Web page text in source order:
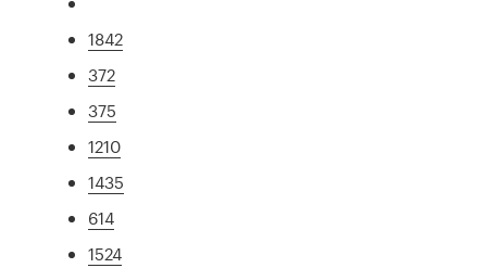
1842
372
375
1210
1435
614
1524